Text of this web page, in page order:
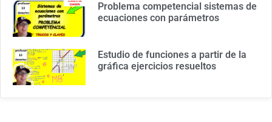
Problema competencial sistemas de
ecuaciones con parámetros
Estudio de funciones a partir de la
gráfica ejercicios resueltos